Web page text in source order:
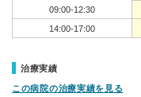
09:00-12:30
14:00-17:00
治療実績
この病院の治療実績を見る